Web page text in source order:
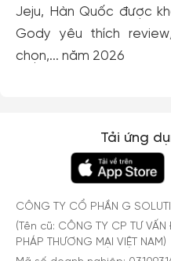
Jeju, Hàn Quốc được
Gody yêu thích
chọn,... năm 2026
Tải ứng
CÔNG TY CỔ PHẦN G
(Tên cũ: CÔNG TY CP TƯ VẤN
PHÁP THƯƠNG MẠI VIỆT NAM)